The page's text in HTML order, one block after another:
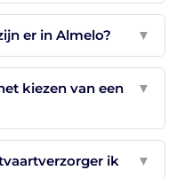
er in Almelo? ▼
kiezen van een
▼
ik
▼